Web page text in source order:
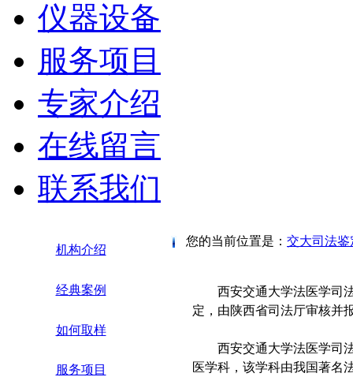
仪器设备
服务项目
专家介绍
在线留言
联系我们
机构介绍
经典案例
如何取样
服务项目
您的当前位置是： 交大司法鉴
西安交通大学法医学司法
定，由陕西省司法厅审核并
西安交通大学法医学司法
医学科，该学科由我国著名